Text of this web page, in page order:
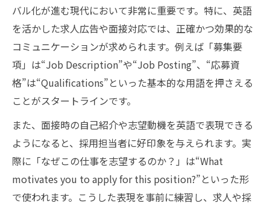
バル化が進む現代において非常に重要です。特に、英語
を活かした求人広告や面接対応では、正確かつ効果的な
コミュニケーションが求められます。例えば「募集要
項」は“Job Description”や“Job Posting”、“応募資
格”は“Qualifications”といった基本的な用語を押さえる
ことがスタートラインです。
また、面接時の自己紹介や志望動機を英語で表現できる
ようになると、採用担当者に好印象を与えられます。実
際に「なぜこの仕事を志望するのか？」は“What
motivates you to apply for this position?”といった形
で使われます。こうした表現を事前に練習し、求人や採